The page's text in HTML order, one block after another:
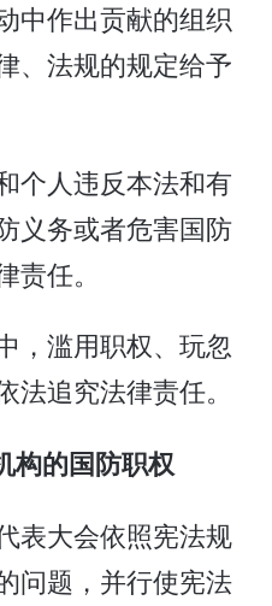
作出贡献的组织
、法规的规定给予
人违反本法和有
义务或者危害国防
任。
，滥用职权、玩忽
追究法律责任。
的国防职权
大会依照宪法规
问题，并行使宪法